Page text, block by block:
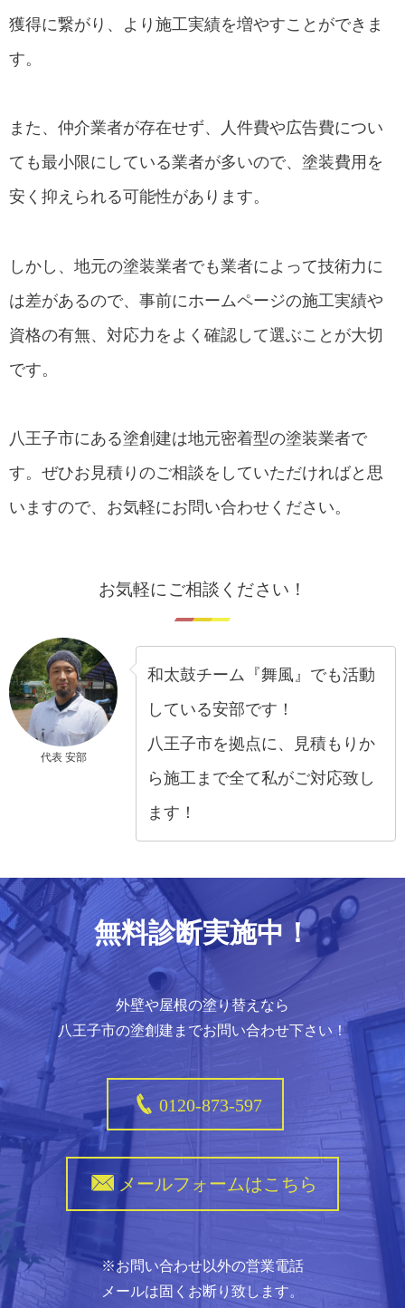
獲得に繋がり、より施工実績を増やすことができま
す。
また、仲介業者が存在せず、人件費や広告費につい
ても最小限にしている業者が多いので、塗装費用を
安く抑えられる可能性があります。
しかし、地元の塗装業者でも業者によって技術力に
は差があるので、事前にホームページの施工実績や
資格の有無、対応力をよく確認して選ぶことが大切
です。
八王子市にある塗創建は地元密着型の塗装業者で
す。ぜひお見積りのご相談をしていただければと思
いますので、お気軽にお問い合わせください。
お気軽にご相談ください！
代表 安部
和太鼓チーム『舞風』でも活動
している安部です！
八王子市を拠点に、見積もりか
ら施工まで全て私がご対応致し
ます！
無料診断実施中！
外壁や屋根の塗り替えなら
八王子市の塗創建までお問い合わせ下さい！
0120-873-597
メールフォームはこちら
※お問い合わせ以外の営業電話
メールは固くお断り致します。